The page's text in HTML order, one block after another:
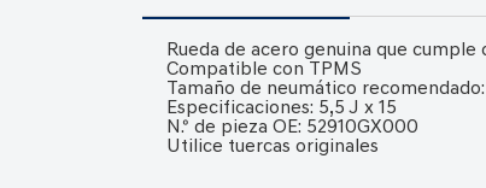
galería
imágenes
Rueda de acero genuina que
Compatible con TPMS
Tamaño de neumático recomendado:
Especificaciones: 5,5 J x 15
N.º de pieza OE: 52910GX000
Utilice tuercas originales